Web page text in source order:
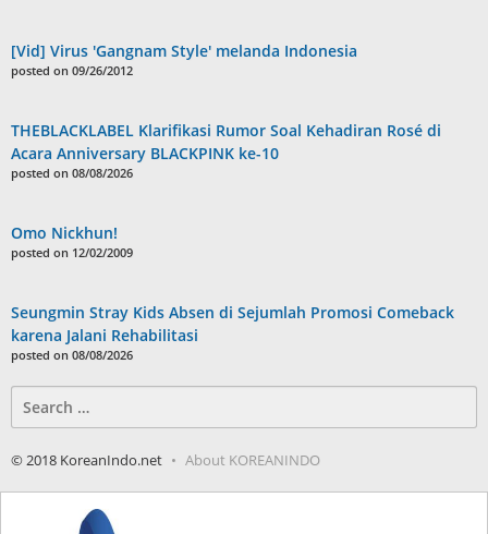
[Vid] Virus 'Gangnam Style' melanda Indonesia
posted on 09/26/2012
THEBLACKLABEL Klarifikasi Rumor Soal Kehadiran Rosé di
Acara Anniversary BLACKPINK ke-10
posted on 08/08/2026
Omo Nickhun!
posted on 12/02/2009
Seungmin Stray Kids Absen di Sejumlah Promosi Comeback
karena Jalani Rehabilitasi
posted on 08/08/2026
for:
© 2018 KoreanIndo.net About KOREANINDO